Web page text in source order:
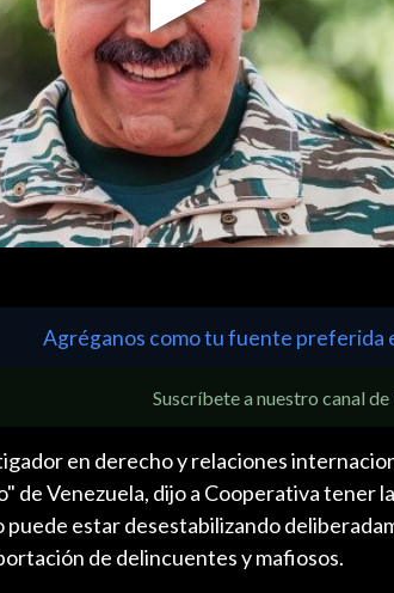
Play
Video
Agréganos como tu fuente preferida
Suscríbete a nuestro canal de
en derecho y relaciones
de Venezuela, dijo a Cooperativa tener
estar desestabilizando
de delincuentes y mafiosos.